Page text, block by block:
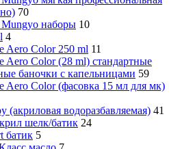
70
Mungyo наборы 10
4
Aero Color 250 ml 11
Aero Color (28 ml) стандартные
баночки с капельницами 59
Aero Color (фасовка 15 мл для мк)
(акриловая водоразбавляемая) 41
шелк/батик 24
батик 5